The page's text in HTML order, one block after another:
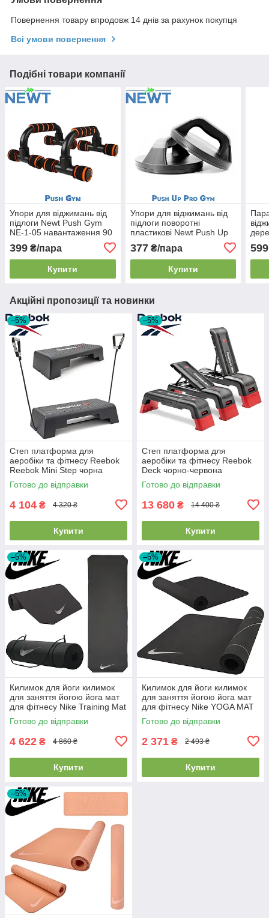
Повернення товару впродовж 14 днів за рахунок покупця
Всі умови повернення
Подібні товари компанії
Упори для віджимань від
підлоги Newt Push Gym
NE-1-05 навантаження 90
399 ₴/пара
Купити
Упори для віджимань від
підлоги поворотні
пластикові Newt Push Up
130 кг
377₴/пара
Купити
шт
599
Акційні пропозиції та новинки
–5%
Степ платформа для
аеробіки та фітнесу Reebok
Reebok Mini Step чорна
навантаження 110 кг вага 7 кг
Готово до відправки
4 104 ₴ 4 320 ₴
Купити
–5%
Степ платформа для
аеробіки та фітнесу Reebok
Deck чорно-червона
навантаження 150 кг вага
12,4 кг
Готово до відправки
13 680 ₴ 14 400 ₴
Купити
–5%
Килимок для йоги килимок
для заняття йогою йога мат
для фітнесу Nike Training Mat
2.0 Black-White 180x60x0,8
см
Готово до відправки
4 622 ₴ 4 860 ₴
Купити
–5%
Килимок для йоги килимок
для заняття йогою йога мат
для фітнесу Nike YOGA MAT
TPE сірий 172 х 61 см x 4 мм
Готово до відправки
2 371 ₴ 2 493 ₴
Купити
–5%